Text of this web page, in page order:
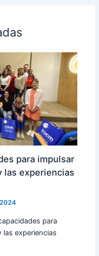
para impulsar
las experiencias
para
las experiencias